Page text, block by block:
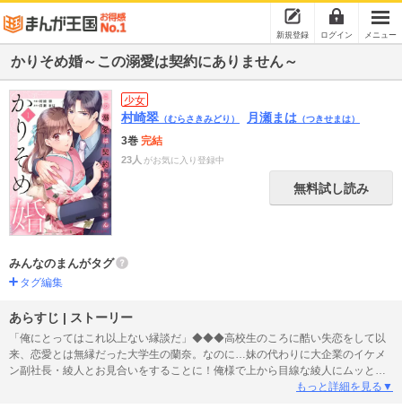
新規登録 ログイン メニュー
かりそめ婚～この溺愛は契約にありません～
少女
村崎翠 （むらさきみどり） 月瀬まは （つきせまは）
3巻 完結
23人 がお気に入り登録中
無料試し読み
みんなのまんがタグ
タグ編集
あらすじ | ストーリー
「俺にとってはこれ以上ない縁談だ」◆◆◆高校生のころに酷い失恋をして以
来、恋愛とは無縁だった大学生の蘭奈。なのに…妹の代わりに大企業のイケメ
ン副社長・綾人とお見合いをすることに！俺様で上から目線な綾人にムッとす
る蘭奈だけど、なぜか気に入られて強引に婚約者にさせられてしまう。初対面
もっと詳細を見る▼